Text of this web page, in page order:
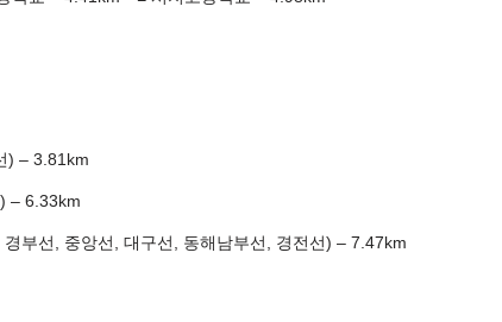
) – 3.81km
– 6.33km
부선, 중앙선, 대구선, 동해남부선, 경전선) – 7.47km